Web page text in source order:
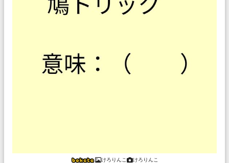
けろりんこ けろりんこ